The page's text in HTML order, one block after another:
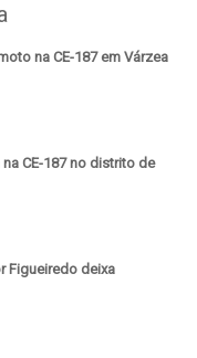
na CE-187 em Várzea
CE-187 no distrito de
Figueiredo deixa